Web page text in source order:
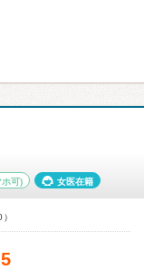
ホ可) 女医在籍